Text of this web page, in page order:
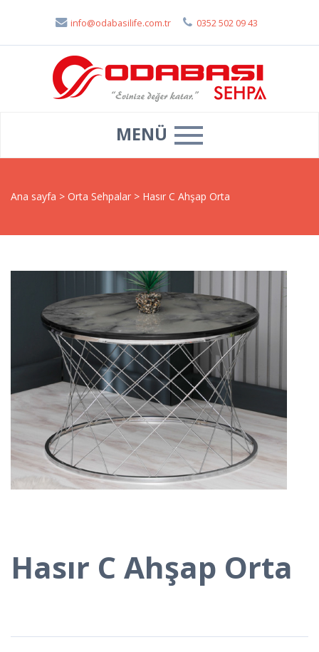
info@odabasilife.com.tr 0352 502 09 43
MENÜ
Ana sayfa > Orta Sehpalar > Hasır C Ahşap Orta
Hasır C Ahşap Orta